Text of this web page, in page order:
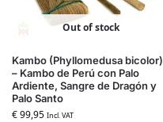
Out of stock
Kambo (Phyllomedusa bicolor)
– Kambo de Perú con Palo
Ardiente, Sangre de Dragón y
Palo Santo
€99,95 Incl. VAT